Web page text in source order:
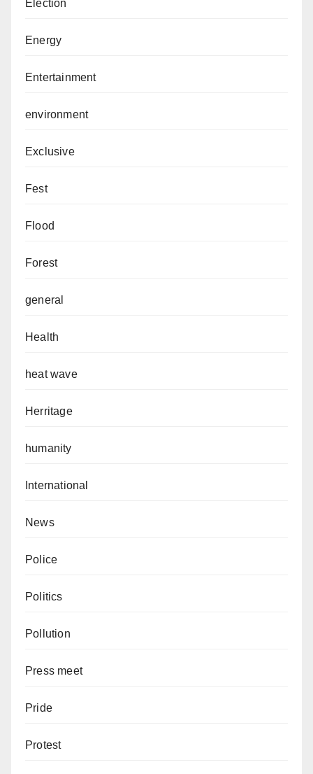
Election
Energy
Entertainment
environment
Exclusive
Fest
Flood
Forest
general
Health
heat wave
Herritage
humanity
International
News
Police
Politics
Pollution
Press meet
Pride
Protest